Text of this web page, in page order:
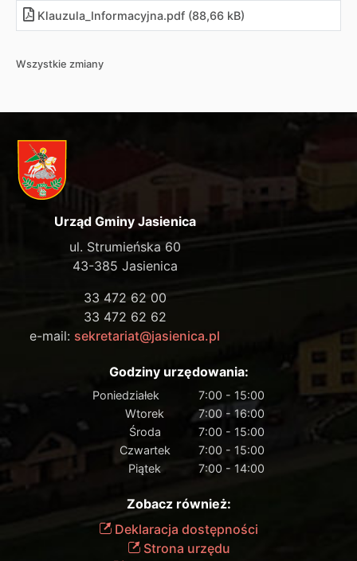
Klauzula_Informacyjna.pdf (88,66 kB)
Wszystkie zmiany
Urząd Gminy Jasienica
ul. Strumieńska 60
43-385 Jasienica
33 472 62 00
33 472 62 62
e-mail: sekretariat@jasienica.pl
Godziny urzędowania:
Poniedziałek
7:00 - 15:00
Wtorek
7:00 - 16:00
Środa
7:00 - 15:00
Czwartek
7:00 - 15:00
Piątek
7:00 - 14:00
Zobacz również:
Deklaracja dostępności
Strona urzędu